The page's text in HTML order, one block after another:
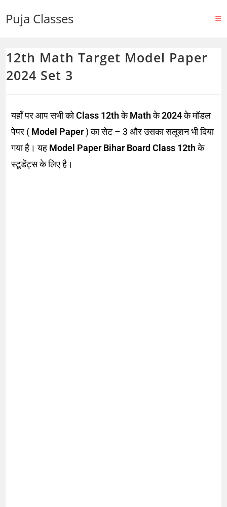
Puja Classes
12th Math Target Model Paper
2024 Set 3
यहाँ पर आप सभी कोClass 12thकेMathके2024के मॉडल
पेपर ( Model Paper) का सेट – 3 और उसका सलूशन भी दिया
गया है। यह Model Paper Bihar Board Class 12thके
स्टूडेंट्स के लिए है।